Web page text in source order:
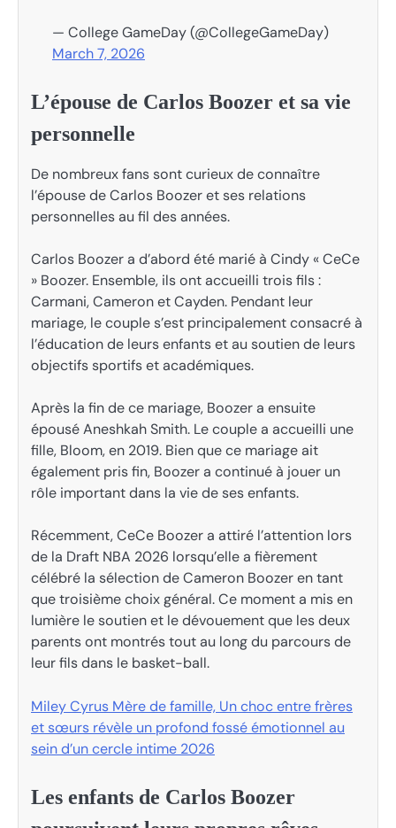
— College GameDay (@CollegeGameDay)
March 7, 2026
L’épouse de Carlos Boozer et sa vie
personnelle
De nombreux fans sont curieux de connaître
l’épouse de Carlos Boozer et ses relations
personnelles au fil des années.
Carlos Boozer a d’abord été marié à Cindy « CeCe
» Boozer. Ensemble, ils ont accueilli trois fils :
Carmani, Cameron et Cayden. Pendant leur
mariage, le couple s’est principalement consacré à
l’éducation de leurs enfants et au soutien de leurs
objectifs sportifs et académiques.
Après la fin de ce mariage, Boozer a ensuite
épousé Aneshkah Smith. Le couple a accueilli une
fille, Bloom, en 2019. Bien que ce mariage ait
également pris fin, Boozer a continué à jouer un
rôle important dans la vie de ses enfants.
Récemment, CeCe Boozer a attiré l’attention lors
de la Draft NBA 2026 lorsqu’elle a fièrement
célébré la sélection de Cameron Boozer en tant
que troisième choix général. Ce moment a mis en
lumière le soutien et le dévouement que les deux
parents ont montrés tout au long du parcours de
leur fils dans le basket-ball.
Miley Cyrus Mère de famille, Un choc entre frères
et sœurs révèle un profond fossé émotionnel au
sein d’un cercle intime 2026
Les enfants de Carlos Boozer